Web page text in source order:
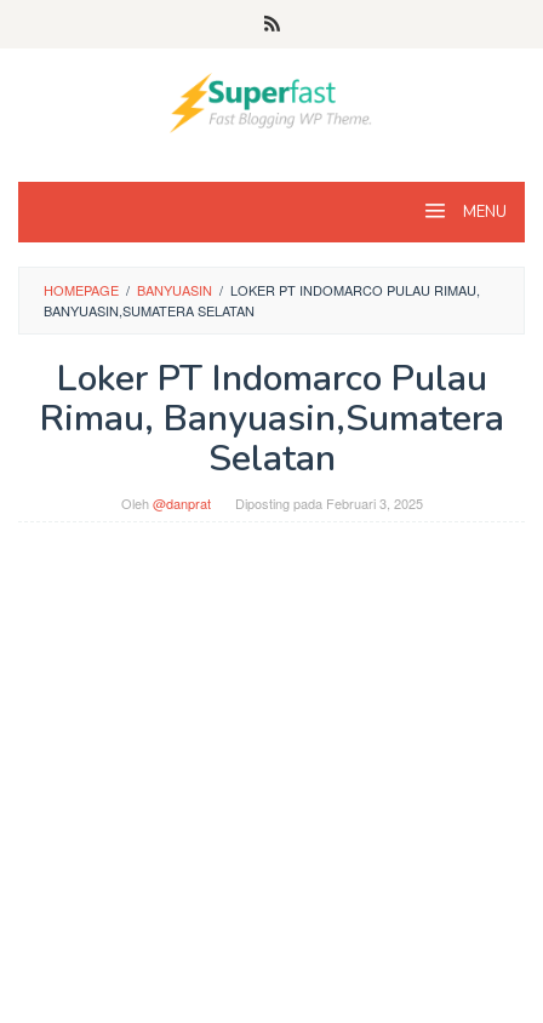
MENU
HOMEPAGE / BANYUASIN / LOKER PT INDOMARCO PULAU RIMAU,
BANYUASIN,SUMATERA SELATAN
Loker PT Indomarco Pulau
Rimau, Banyuasin,Sumatera
Selatan
Oleh@danprat Diposting pada Februari 3, 2025